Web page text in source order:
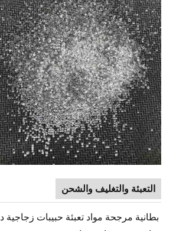
التعبئة والتغليف والشحن
بطانية مرجحة مواد تعبئة حبيبات زجاجية